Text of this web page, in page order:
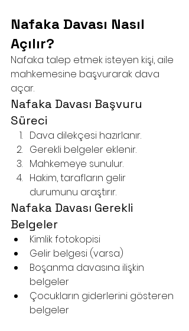
Nafaka Davası Nasıl
Açılır?
Nafaka talep etmek isteyen kişi, aile
mahkemesine başvurarak dava
açar.
Nafaka Davası Başvuru
Süreci
Dava dilekçesi hazırlanır.
Gerekli belgeler eklenir.
Mahkemeye sunulur.
Hakim, tarafların gelir
durumunu araştırır.
Nafaka Davası Gerekli
Belgeler
Kimlik fotokopisi
Gelir belgesi (varsa)
Boşanma davasına ilişkin
belgeler
Çocukların giderlerini gösteren
belgeler